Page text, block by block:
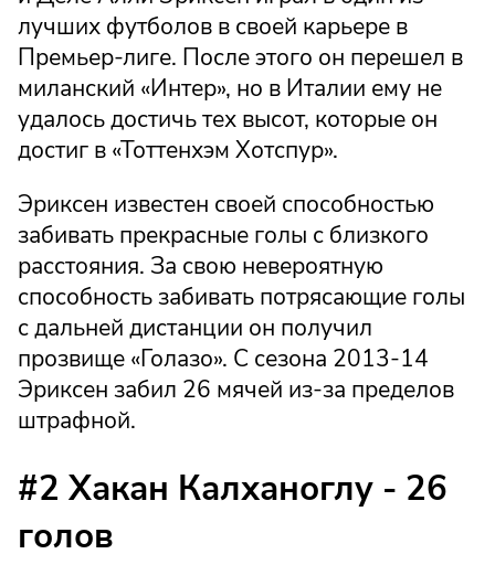
лучших футболов в своей карьере в
Премьер-лиге. После этого он перешел в
миланский «Интер», но в Италии ему не
удалось достичь тех высот, которые он
достиг в «Тоттенхэм Хотспур».
Эриксен известен своей способностью
забивать прекрасные голы с близкого
расстояния. За свою невероятную
способность забивать потрясающие голы
с дальней дистанции он получил
прозвище «Голазо». С сезона 2013-14
Эриксен забил 26 мячей из-за пределов
штрафной.
#2 Хакан Калханоглу - 26
голов